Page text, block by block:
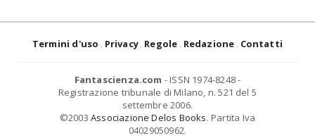
Termini d'uso Privacy Regole Redazione Contatti
Fantascienza.com - ISSN 1974-8248 -
Registrazione tribunale di Milano, n. 521 del 5
settembre 2006.
©2003 Associazione Delos Books. Partita Iva
04029050962.